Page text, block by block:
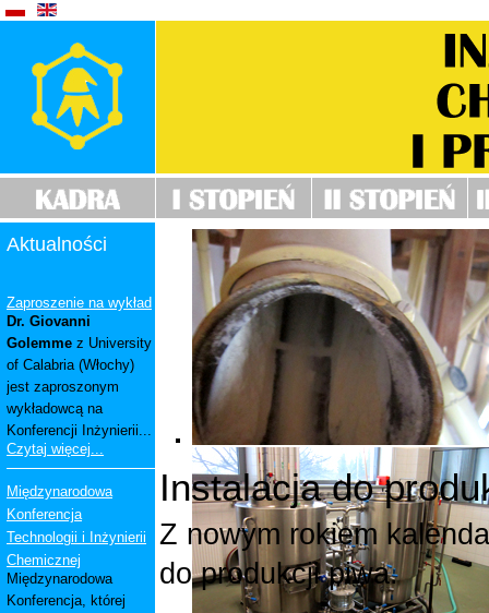
Aktualności
Zaproszenie na wykład
Dr. Giovanni
Golemme z University
of Calabria (Włochy)
jest zaproszonym
wykładowcą na
Konferencji Inżynierii...
Czytaj więcej...
Międzynarodowa
Konferencja
Technologii i Inżynierii
Chemicznej
Międzynarodowa
Konferencja, której
Instalacja do
Z nowym rokiem
do produkcji piwa.